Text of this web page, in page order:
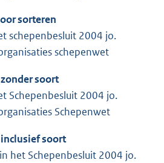
sorteren
schepenbesluit 2004 jo.
schepenwet
soort
Schepenbesluit 2004 jo.
Schepenwet
soort
het Schepenbesluit 2004 jo.